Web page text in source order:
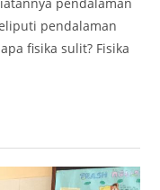
pendalaman
fisika sulit? Fisika